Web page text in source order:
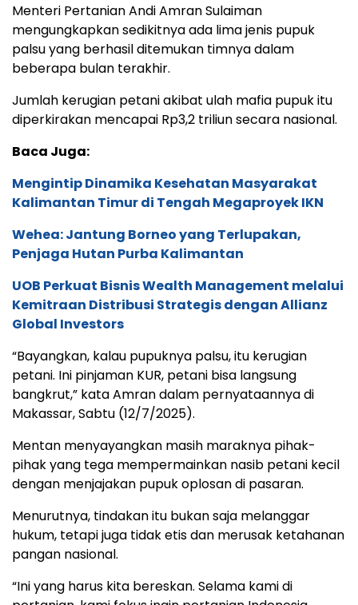
Menteri Pertanian Andi Amran Sulaiman
mengungkapkan sedikitnya ada lima jenis pupuk
palsu yang berhasil ditemukan timnya dalam
beberapa bulan terakhir.
Jumlah kerugian petani akibat ulah mafia pupuk itu
diperkirakan mencapai Rp3,2 triliun secara nasional.
Baca Juga:
Mengintip Dinamika Kesehatan Masyarakat
Kalimantan Timur di Tengah Megaproyek IKN
Wehea: Jantung Borneo yang Terlupakan,
Penjaga Hutan Purba Kalimantan
UOB Perkuat Bisnis Wealth Management melalui
Kemitraan Distribusi Strategis dengan Allianz
Global Investors
“Bayangkan, kalau pupuknya palsu, itu kerugian
petani. Ini pinjaman KUR, petani bisa langsung
bangkrut,” kata Amran dalam pernyataannya di
Makassar, Sabtu (12/7/2025).
Mentan menyayangkan masih maraknya pihak-
pihak yang tega mempermainkan nasib petani kecil
dengan menjajakan pupuk oplosan di pasaran.
Menurutnya, tindakan itu bukan saja melanggar
hukum, tetapi juga tidak etis dan merusak ketahanan
pangan nasional.
“Ini yang harus kita bereskan. Selama kami di